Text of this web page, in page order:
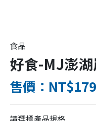
食品
好食-MJ澎
售價：
請選擇產品規格